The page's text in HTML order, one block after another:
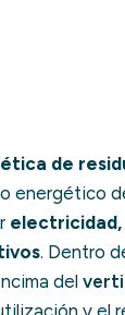
de
energético
electricidad,
. Dentro
del
y el